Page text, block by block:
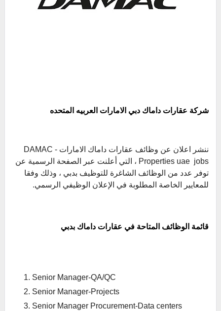
شركة عقارات داماك دبي الامارات العربيه المتحده
ننشر اعلان عن وظائف عقارات داماك الامارات - DAMAC
Properties uae jobs ، التي أعلنت عبر الصفحة الرسمية عن
توفر عدد من الوظائف الشاغرة للتوظيف بدبي ، وذلك وفقا
للمعايير الخاصة المطلوبة في الإعلان الوظيفي الرسمي.
قائمة الوظائف المتاحة في عقارات داماك بدبي
Senior Manager-QA/QC
Senior Manager-Projects
Senior Manager Procurement-Data centers